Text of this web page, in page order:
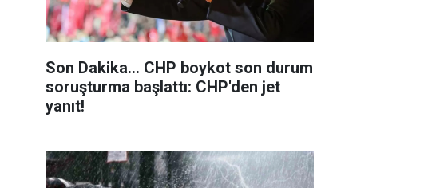
Son Dakika... ​CHP boykot son durum
soruşturma başlattı: CHP'den jet
yanıt!